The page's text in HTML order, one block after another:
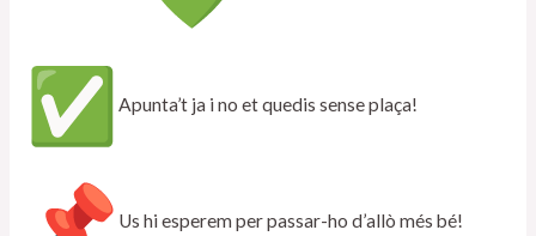
Apunta’t ja i no et quedis sense plaça!
Us hi esperem per passar-ho d’allò més bé!